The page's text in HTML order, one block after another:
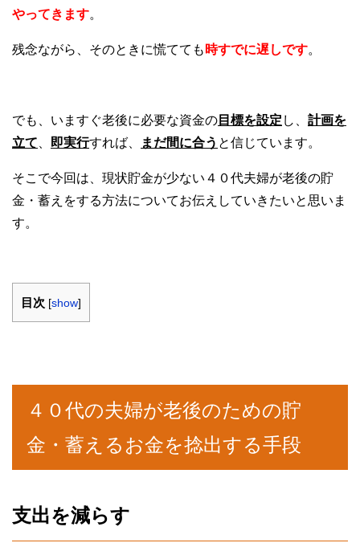
やってきます。
残念ながら、そのときに慌てても 時すでに遅しです。
でも、いますぐ老後に必要な資金の 目標を設定 し、 計画を
立て
即実行すれば、 まだ間に合う と信じています。
そこで今回は、現状貯金が少ない４０代夫婦が老後の貯
金・蓄えをする方法についてお伝えしていきたいと思いま
す。
目次 [show]
４０代の夫婦が老後のための貯
金・蓄えるお金を捻出する手段
支出を減らす